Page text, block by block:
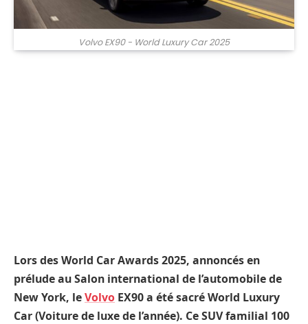
Volvo EX90 - World Luxury Car 2025
Lors des World Car Awards 2025, annoncés en
prélude au Salon international de l’automobile de
New York, leVolvo EX90 a été sacré World Luxury
Car (Voiture de luxe de l’année). Ce SUV familial 100